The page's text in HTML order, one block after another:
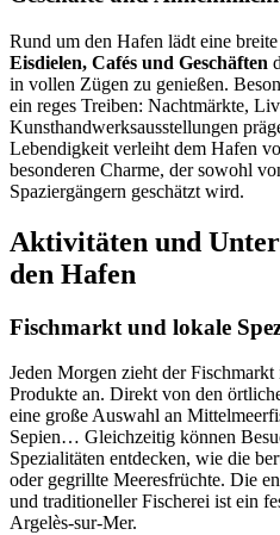
Rund um den Hafen lädt eine
Eisdielen, Cafés und Geschäften
in vollen Zügen zu genießen.
ein reges Treiben: Nachtmärkte,
Kunsthandwerksausstellungen
Lebendigkeit verleiht dem Hafen
besonderen Charme, der sowohl
Spaziergängern geschätzt wird.
Aktivitäten und
den Hafen
Fischmarkt und lokale
Jeden Morgen zieht der
Produkte an. Direkt von den
eine große Auswahl an
Sepien… Gleichzeitig können
Spezialitäten entdecken, wie die
oder gegrillte Meeresfrüchte. Die
und traditioneller Fischerei ist ein
Argelès-sur-Mer.